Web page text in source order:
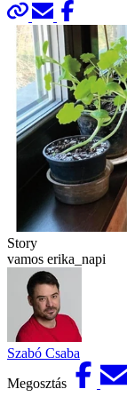
Story
vamos erika_napi
Szabó Csaba
Megosztás